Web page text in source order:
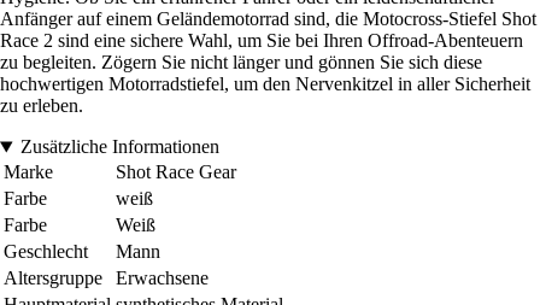
Anfänger auf einem Geländemotorrad sind, die Motocross-Stiefel Shot
Race 2 sind eine sichere Wahl, um Sie bei Ihren Offroad-Abenteuern
zu begleiten. Zögern Sie nicht länger und gönnen Sie sich diese
hochwertigen Motorradstiefel, um den Nervenkitzel in aller Sicherheit
zu erleben.
Zusätzliche Informationen
Marke
Shot Race Gear
Farbe
weiß
Farbe
Weiß
Geschlecht
Mann
Altersgruppe
Erwachsene